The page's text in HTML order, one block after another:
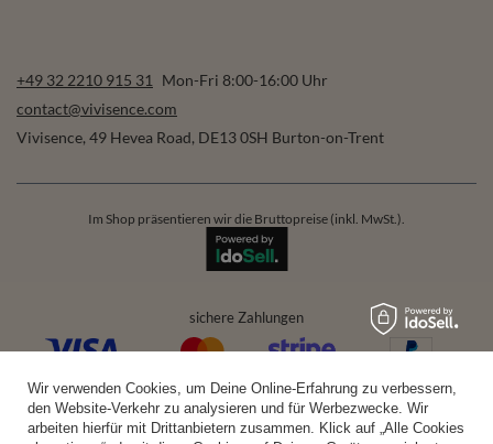
+49 32 2210 915 31
Mon-Fri 8:00-16:00 Uhr
contact@vivisence.com
Vivisence, 49 Hevea Road, DE13 0SH Burton-on-Trent
Im Shop präsentieren wir die Bruttopreise (inkl. MwSt.).
sichere Zahlungen
bequeme Lieferung
Wir verwenden Cookies, um Deine Online-Erfahrung zu verbessern,
den Website-Verkehr zu analysieren und für Werbezwecke. Wir
arbeiten hierfür mit Drittanbietern zusammen. Klick auf „Alle Cookies